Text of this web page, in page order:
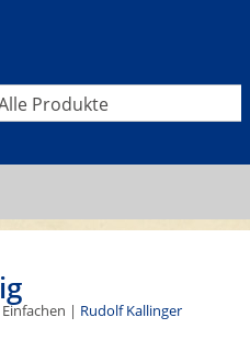
Produkte
| Rudolf Kallinger